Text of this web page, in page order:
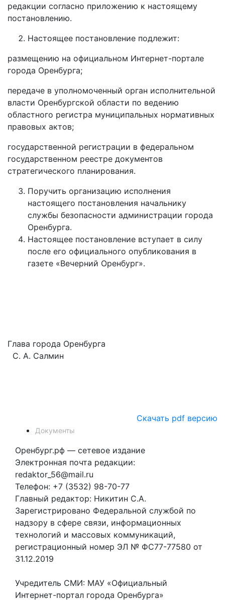
редакции согласно приложению к настоящему
постановлению.
Настоящее постановление подлежит:
размещению на официальном Интернет-портале
города Оренбурга;
передаче в уполномоченный орган исполнительной
власти Оренбургской области по ведению
областного регистра муниципальных нормативных
правовых актов;
государственной регистрации в федеральном
государственном реестре документов
стратегического планирования.
Поручить организацию исполнения
настоящего постановления начальнику
службы безопасности администрации города
Оренбурга.
Настоящее постановление вступает в силу
после его официального опубликования в
газете «Вечерний Оренбург».
Глава города Оренбурга
С. А. Салмин
Скачать pdf версию
Документы
Оренбург.рф — сетевое издание
Электронная почта редакции:
redaktor_56@mail.ru
Телефон: +7 (3532) 98-70-77
Главный редактор: Никитин С.А.
Зарегистрировано Федеральной службой по
надзору в сфере связи, информационных
технологий и массовых коммуникаций,
регистрационный номер ЭЛ № ФС77-77580 от
31.12.2019
Учредитель СМИ: МАУ «Официальный
Интернет-портал города Оренбурга»